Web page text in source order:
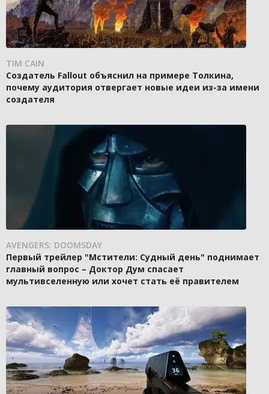
TIM CAIN
Создатель Fallout объяснил на примере Толкина,
почему аудитория отвергает новые идеи из-за имени
создателя
AVENGERS: DOOMSDAY
Первый трейлер "Мстители: Судный день" поднимает
главный вопрос – Доктор Дум спасает
мультивселенную или хочет стать её правителем